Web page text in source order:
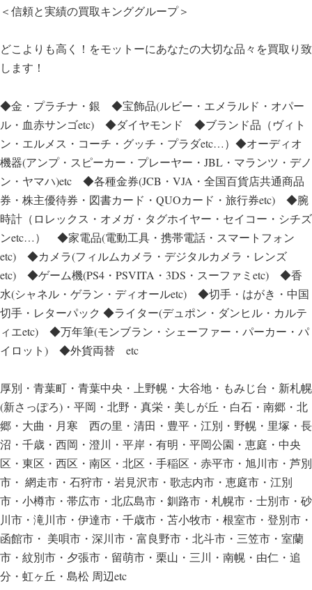
＜信頼と実績の買取キンググループ＞
どこよりも高く！をモットーにあなたの大切な品々を買取り致
します！
◆金・プラチナ・銀 ◆宝飾品(ルビー・エメラルド・オパー
ル・血赤サンゴetc) ◆ダイヤモンド ◆ブランド品（ヴィト
ン・エルメス・コーチ・グッチ・プラダetc…）◆オーディオ
機器(アンプ・スピーカー・プレーヤー・JBL・マランツ・デノ
ン・ヤマハ)etc ◆各種金券(JCB・VJA・全国百貨店共通商品
券・株主優待券・図書カード・QUOカード・旅行券etc) ◆腕
時計（ロレックス・オメガ・タグホイヤー・セイコー・シチズ
ンetc…） ◆家電品(電動工具・携帯電話・スマートフォン
etc) ◆カメラ(フィルムカメラ・デジタルカメラ・レンズ
etc) ◆ゲーム機(PS4・PSVITA・3DS・スーファミetc) ◆香
水(シャネル・ゲラン・ディオールetc) ◆切手・はがき・中国
切手・レターパック ◆ライター(デュポン・ダンヒル・カルテ
ィエetc) ◆万年筆(モンブラン・シェーファー・パーカー・パ
イロット) ◆外貨両替 etc
厚別・青葉町・青葉中央・上野幌・大谷地・もみじ台・新札幌
(新さっぽろ)・平岡・北野・真栄・美しが丘・白石・南郷・北
郷・大曲・月寒 西の里・清田・豊平・江別・野幌・里塚・長
沼・千歳・西岡・澄川・平岸・有明・平岡公園・恵庭・中央
区・東区・西区・南区・北区・手稲区・赤平市・旭川市・芦別
市・ 網走市・石狩市・岩見沢市・歌志内市・恵庭市・江別
市・小樽市・帯広市・北広島市・釧路市・札幌市・士別市・砂
川市・滝川市・伊達市・千歳市・苫小牧市・根室市・登別市・
函館市・ 美唄市・深川市・富良野市・北斗市・三笠市・室蘭
市・紋別市・夕張市・留萌市・栗山・三川・南幌・由仁・追
分・虹ヶ丘・島松 周辺etc